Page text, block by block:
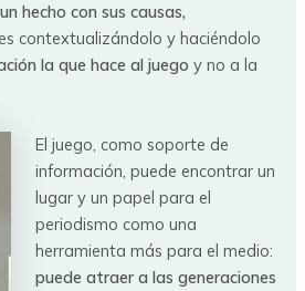
hecho con sus causas,
contextualizándolo y haciéndolo
la que hace al juego y no a la
El juego, como soporte de
información, puede encontrar un
lugar y un papel para el
periodismo como una
herramienta más para el medio:
puede atraer a las generaciones